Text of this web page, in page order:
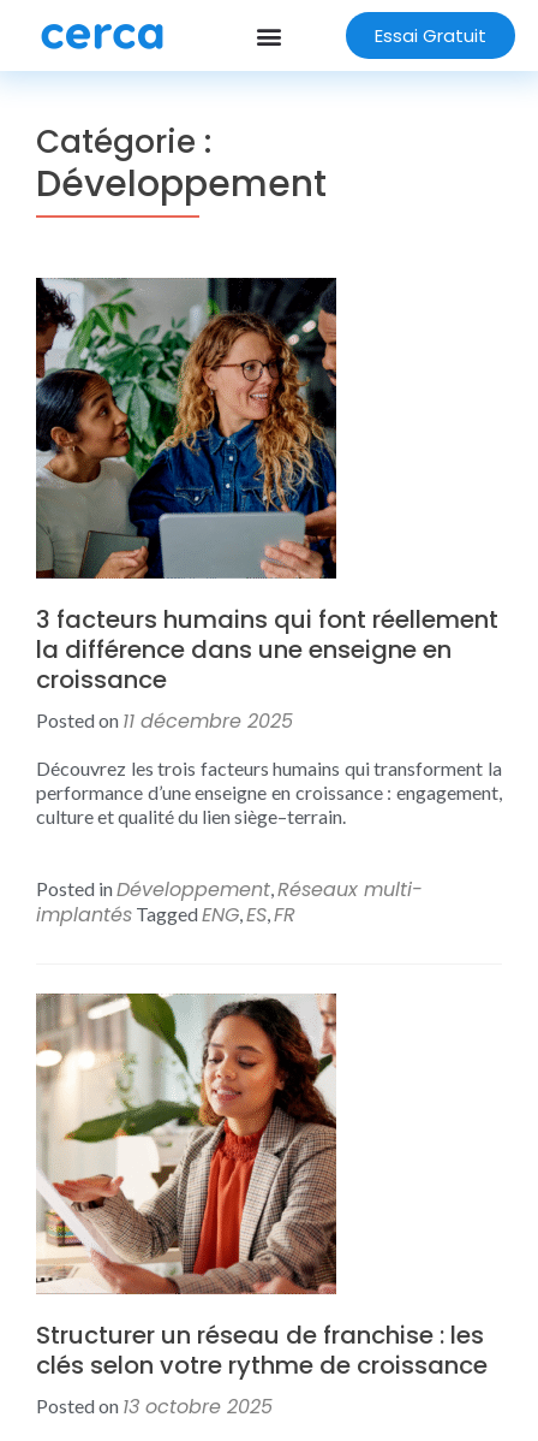
Essai Gratuit
Catégorie :
Développement
3 facteurs humains qui font réellement
la différence dans une enseigne en
croissance
Posted on 11 décembre 2025
Découvrez les trois facteurs humains qui transforment la
performance d’une enseigne en croissance : engagement,
culture et qualité du lien siège–terrain.
Posted inDéveloppement,Réseaux multi-
implantés TaggedENG,ES,FR
Structurer un réseau de franchise : les
clés selon votre rythme de croissance
Posted on 13 octobre 2025